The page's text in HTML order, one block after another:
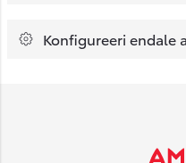
Konfigureeri endale